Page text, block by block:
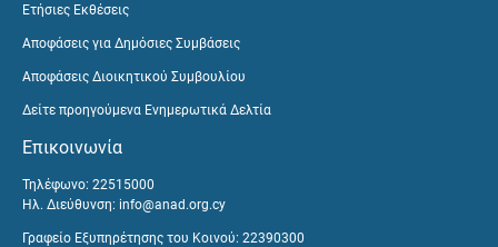
Ετήσιες Εκθέσεις
Αποφάσεις για Δημόσιες Συμβάσεις
Αποφάσεις Διοικητικού Συμβουλίου
Δείτε προηγούμενα Ενημερωτικά Δελτία
Επικοινωνία
Τηλέφωνο: 22515000
Ηλ. Διεύθυνση: info@anad.org.cy
Γραφείο Εξυπηρέτησης του Κοινού: 22390300